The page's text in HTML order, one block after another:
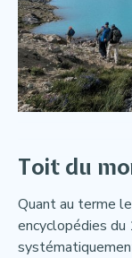
Toit du
Quant au terme le
encyclopédies